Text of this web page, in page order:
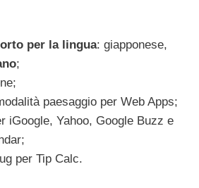
per la lingua: giapponese,
;
paesaggio per Web Apps;
iGoogle, Yahoo, Google Buzz e
per Tip Calc.